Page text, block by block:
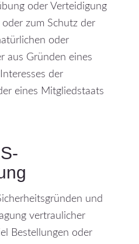
oder Verteidigung
zum Schutz der
oder
aus Gründen eines
der
eines Mitgliedstaats
und
vertraulicher
Bestellungen oder